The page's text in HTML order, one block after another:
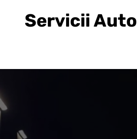
Servicii Auto